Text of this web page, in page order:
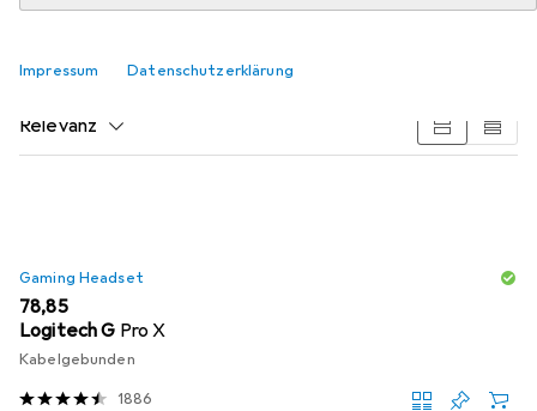
Impressum Datenschutzerklärung
Relevanz
Gaming Headset
EUR
78,85
Logitech G Pro X
Kabelgebunden
1886